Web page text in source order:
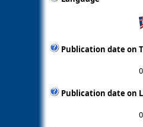
Publication date on
Publication date on